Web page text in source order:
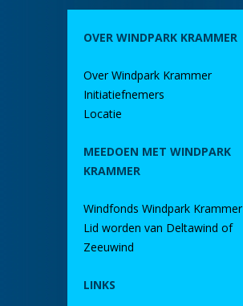
OVER WINDPARK KRAMMER
Over Windpark Krammer
Initiatiefnemers
Locatie
MEEDOEN MET WINDPARK
KRAMMER
Windfonds Windpark Krammer
Lid worden van Deltawind of
Zeeuwind
LINKS